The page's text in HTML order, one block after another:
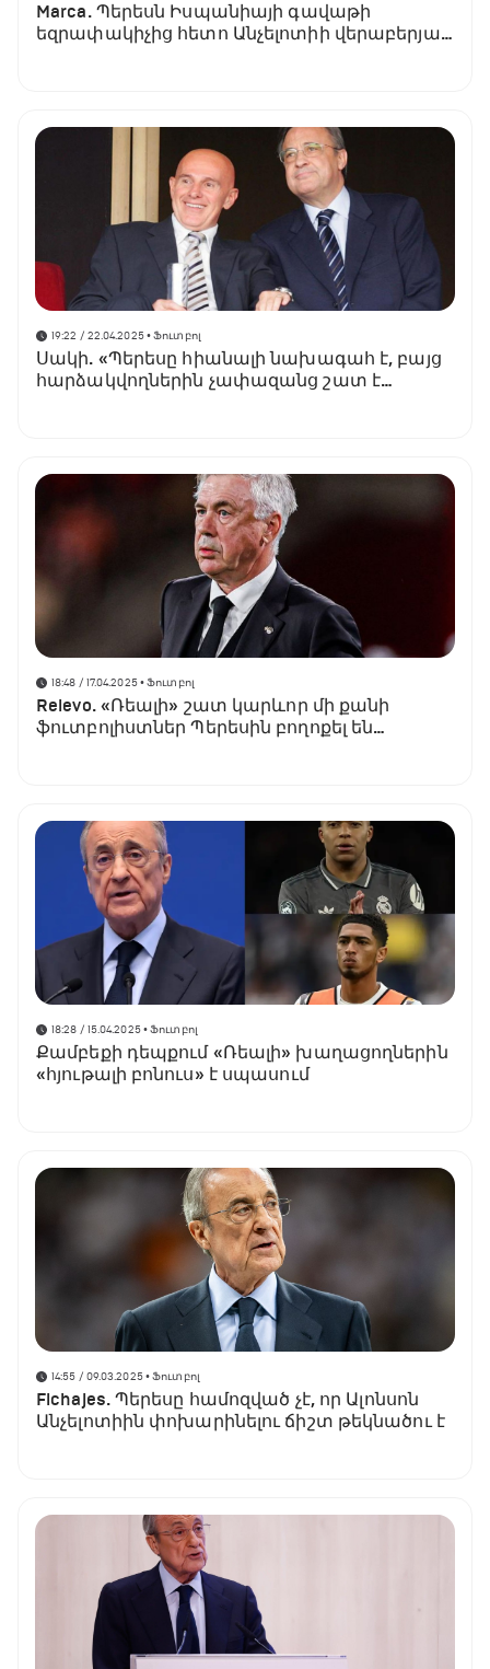
Marca. Պերեսն Իսպանիայի գավաթի
եզրափակիչից հետո Անչելոտիի վերաբերյալ
19:22 / 22.04.2025• Ֆուտբոլ
Սակի. «Պերեսը հիանալի նախագահ է, բայց
հարձակվողներին չափազանց շատ է
18:48 / 17.04.2025• Ֆուտբոլ
Relevo. «Ռեալի» շատ կարևոր մի քանի
ֆուտբոլիստներ Պերեսին բողոքել են
18:28 / 15.04.2025• Ֆուտբոլ
Քամբեքի դեպքում «Ռեալի» խաղացողներին
«հյութալի բոնուս» է սպասում
14:55 / 09.03.2025• Ֆուտբոլ
Fichajes. Պերեսը համոզված չէ, որ Ալոնսոն
Անչելոտիին փոխարինելու ճիշտ թեկնածու է